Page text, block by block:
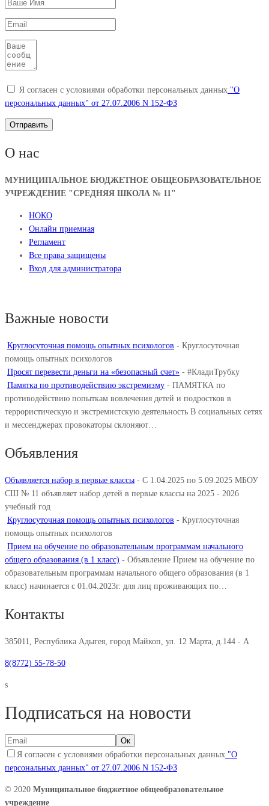
Я согласен с условиями обработки персональных данных "О
персональных данных" от 27.07.2006 N 152-ФЗ
О нас
МУНИЦИПАЛЬНОЕ БЮДЖЕТНОЕ ОБЩЕОБРАЗОВАТЕЛЬНОЕ
УЧРЕЖДЕНИЕ "СРЕДНЯЯ ШКОЛА № 11"
НОКО
Онлайн приемная
Регламент
Все права защищены
Вход для администратора
Важные новости
Круглосуточная помощь опытных психологов - Круглосуточная
помощь опытных психологов
Просят перевести деньги на «безопасный счет» - #КладиТрубку
Памятка по противодействию экстремизму - ПАМЯТКА по
противодействию попыткам вовлечения детей и подростков в
террористическую и экстремистскую деятельность В социальных сетях
и мессенджерах провокаторы склоняют…
Объявления
Объявляется набор в первые классы - С 1.04.2025 по 5.09.2025 МБОУ
СШ № 11 объявляет набор детей в первые классы на 2025 - 2026
учебный год
Круглосуточная помощь опытных психологов - Круглосуточная
помощь опытных психологов
Прием на обучение по образовательным программам начального
общего образования (в 1 класс) - Объявление Прием на обучение по
образовательным программам начального общего образования (в 1
класс) начинается с 01.04.2023г. для лиц проживающих по…
Контакты
385011, Республика Адыгея, город Майкоп, ул. 12 Марта, д.144 - А
8(8772) 55-78-50
s
Подписаться на новости
Я согласен с условиями обработки персональных данных "О
персональных данных" от 27.07.2006 N 152-ФЗ
© 2020 Муниципальное бюджетное общеобразовательное
учреждение